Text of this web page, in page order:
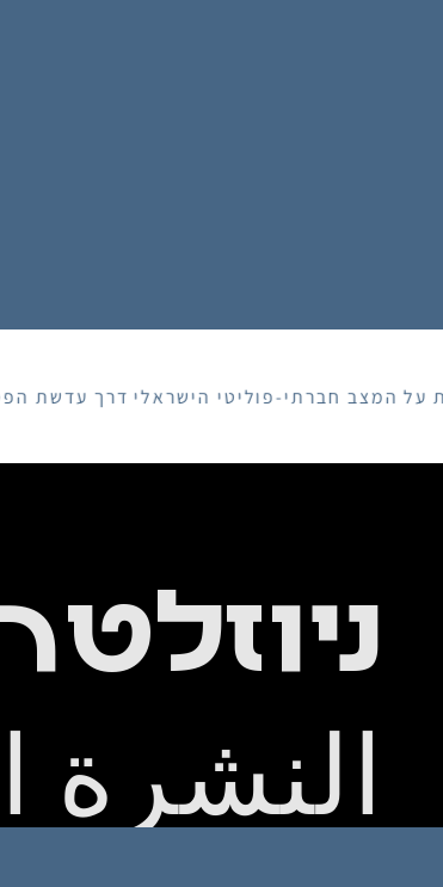
חברתי-פוליטי הישראלי דרך עדשת
النشرة